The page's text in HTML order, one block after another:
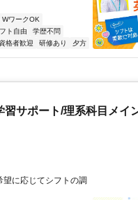
WワークOK
ト自由
学歴不問
格者歓迎 研修あり 夕方
習サポート/理系科目メイ
に応じてシフトの調